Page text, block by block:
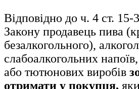
Відповідно до ч. 4 ст. 15-
Закону продавець пива
безалкогольного),
слабоалкогольних
або тютюнових виробів
отримати у покупця,